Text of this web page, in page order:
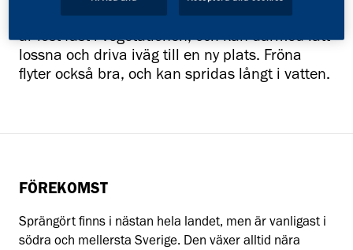
lansettlika, vasst sågade småblad. Sprängört
är löst fäst i vegetationen, och kan därmed lätt
lossna och driva iväg till en ny plats. Fröna
flyter också bra, och kan spridas långt i vatten.
FÖREKOMST
Sprängört finns i nästan hela landet, men är vanligast i
södra och mellersta Sverige. Den växer alltid nära